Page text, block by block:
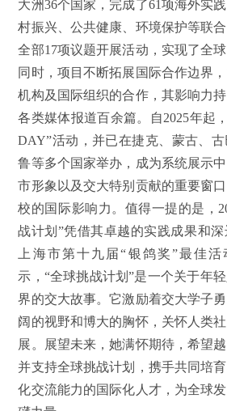
大洲36个国家，完成了61项海外实
村振兴、公共健康、环境保护等联
全部17项议题开展活动，实现了全
同时，项目不断拓展国际合作边界
机构及国际组织的合作，其影响力
各类媒体报道百余篇。自2025年起
DAY”活动，并已在捷克、蒙古、
鲁等多个国家举办，成为系统展示
市形象以及交大特别贡献的重要窗
校的国际影响力。值得一提的是，
战计划”凭借其卓越的实践成果和
上海市第十九届“银鸽奖”最佳
示，“全球挑战计划”是一个关于年
界的交大故事。它激励着交大学子
阔的视野和博大的胸怀，关怀人类
展。展望未来，她满怀期待，希望
并支持全球挑战计划，携手共同培
化交流能力的国际化人才，为全球